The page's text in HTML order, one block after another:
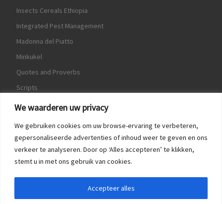
We waarderen uw privacy
We gebruiken cookies om uw browse-ervaring te verbeteren,
gepersonaliseerde advertenties of inhoud weer te geven en ons
verkeer te analyseren. Door op ‘Alles accepteren’ te klikken,
stemt u in met ons gebruik van cookies.
Accepteer alles
Insects Cereals Ethiopia
Integrated Pest Management
Madonna del Piatto
Minkukel
Quotes and Proverbs
Scripts
World Crops Database
Game